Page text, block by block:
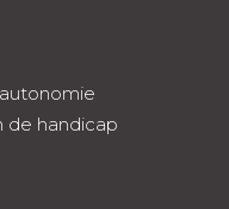
de handicap